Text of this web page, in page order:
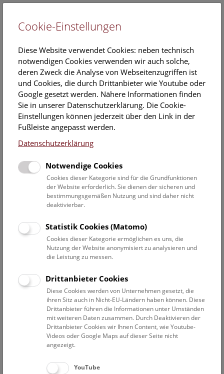
EN
Veranstaltungskalender
Informationen zu Gruppen,- Kindergarten- und
Schulprogrammen finden Siehier
Datumsfilter
22.9.2023
Datum auswählen
Erweiterte Suche
Filter zurücksetzen
22. September 2023
Bisher keine Ergebnisse. Dienstags ist das NHM Wien
in der Regel geschlossen. Ausnahmen finden sie
Cookie-Einstellungen
Diese Website verwendet Cookies: neben technisch
notwendigen Cookies verwenden wir auch solche,
deren Zweck die Analyse von Webseitenzugriffen ist
und Cookies, die durch Drittanbieter wie Youtube oder
Google gesetzt werden. Nähere Informationen finden
Sie in unserer Datenschutzerklärung. Die Cookie-
Einstellungen können jederzeit über den Link in der
Fußleiste angepasst werden.
Datenschutzerklärung
Notwendige Cookies
Cookies dieser Kategorie sind für die Grundfunktionen
der Website erforderlich. Sie dienen der sicheren und
bestimmungsgemäßen Nutzung und sind daher nicht
deaktivierbar.
Statistik Cookies (Matomo)
Cookies dieser Kategorie ermöglichen es uns, die
Nutzung der Website anonymisiert zu analysieren und
die Leistung zu messen.
Drittanbieter Cookies
Diese Cookies werden von Unternehmen gesetzt, die
ihren Sitz auch in Nicht-EU-Ländern haben können. Diese
Drittanbieter führen die Informationen unter Umständen
mit weiteren Daten zusammen. Durch Deaktivieren der
Drittanbieter Cookies wir Ihnen Content, wie Youtube-
Videos oder Google Maps auf dieser Seite nicht
angezeigt.
YouTube